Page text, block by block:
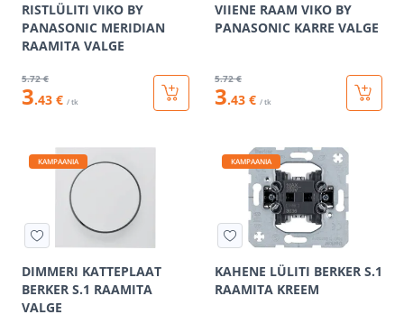
RISTLÜLITI VIKO BY
PANASONIC MERIDIAN
RAAMITA VALGE
5.72 €
3.43 € / tk
VIIENE RAAM VIKO BY
PANASONIC KARRE VALGE
5.72 €
3.43 € / tk
KAMPAANIA
DIMMERI KATTEPLAAT
BERKER S.1 RAAMITA
VALGE
KAMPAANIA
KAHENE LÜLITI BERKER S.1
RAAMITA KREEM